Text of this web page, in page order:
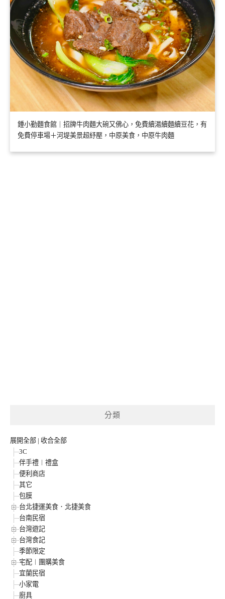
鍾小勤麵食館｜招牌牛肉麵大碗又佛心，免費續湯續麵續豆花，有
免費停車場＋河堤美景超紓壓，中原美食，中原牛肉麵
分類
展開全部 | 收合全部
3C
伴手禮︱禮盒
便利商店
其它
包膜
台北捷運美食．北捷美食
台南民宿
台灣遊記
台灣食記
季節限定
宅配︱團購美食
宜蘭民宿
小家電
廚具